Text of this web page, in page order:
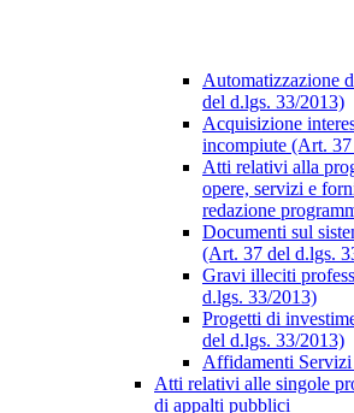
Automatizzazione
del d.lgs. 33/2013)
Acquisizione
incompiute (Art.
Atti relativi alla
opere, servizi e
redazione
Documenti sul
(Art. 37 del d.lgs.
Gravi illeciti
d.lgs. 33/2013)
Progetti di
del d.lgs. 33/2013)
Affidamenti
Atti relativi alle singole
di appalti pubblici